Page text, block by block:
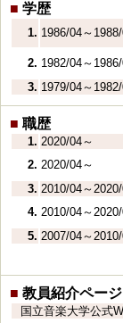
■ 学歴
1. 1986/04～
2. 1982/04～
3. 1979/04～
■ 職歴
1. 2020/04～
2. 2020/04～
3. 2010/04～
4. 2010/04～
5. 2007/04～
■ 教員紹介ページ
国立音楽大学公式